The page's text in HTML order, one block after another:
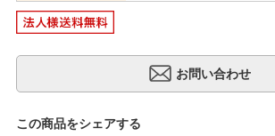
この商品をシェアする